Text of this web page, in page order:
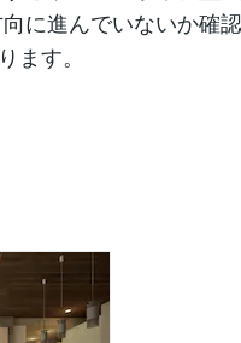
に進んでいないか確
ます。